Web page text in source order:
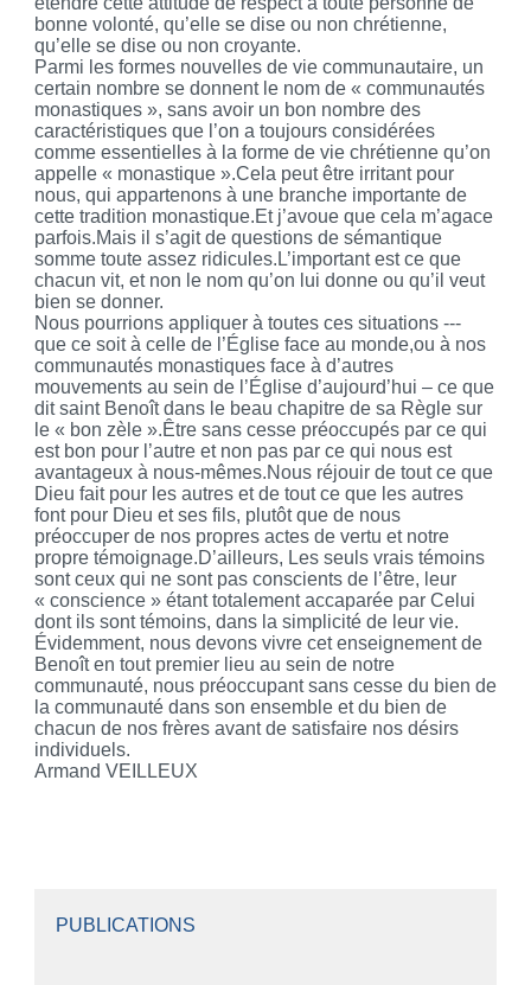
bonne volonté, qu’elle se dise ou non chrétienne,
qu’elle se dise ou non croyante.
Parmi les formes nouvelles de vie communautaire, un
certain nombre se donnent le nom de « communautés
monastiques », sans avoir un bon nombre des
caractéristiques que l’on a toujours considérées
comme essentielles à la forme de vie chrétienne qu’on
appelle « monastique ».Cela peut être irritant pour
nous, qui appartenons à une branche importante de
cette tradition monastique.Et j’avoue que cela m’agace
parfois.Mais il s’agit de questions de sémantique
somme toute assez ridicules.L’important est ce que
chacun vit, et non le nom qu’on lui donne ou qu’il veut
bien se donner.
Nous pourrions appliquer à toutes ces situations ---
que ce soit à celle de l’Église face au monde,ou à nos
communautés monastiques face à d’autres
mouvements au sein de l’Église d’aujourd’hui – ce que
dit saint Benoît dans le beau chapitre de sa Règle sur
le « bon zèle ».Être sans cesse préoccupés par ce qui
est bon pour l’autre et non pas par ce qui nous est
avantageux à nous-mêmes.Nous réjouir de tout ce que
Dieu fait pour les autres et de tout ce que les autres
font pour Dieu et ses fils, plutôt que de nous
préoccuper de nos propres actes de vertu et notre
propre témoignage.D’ailleurs, Les seuls vrais témoins
sont ceux qui ne sont pas conscients de l’être, leur
« conscience » étant totalement accaparée par Celui
dont ils sont témoins, dans la simplicité de leur vie.
Évidemment, nous devons vivre cet enseignement de
Benoît en tout premier lieu au sein de notre
communauté, nous préoccupant sans cesse du bien de
la communauté dans son ensemble et du bien de
chacun de nos frères avant de satisfaire nos désirs
individuels.
Armand VEILLEUX
PUBLICATIONS